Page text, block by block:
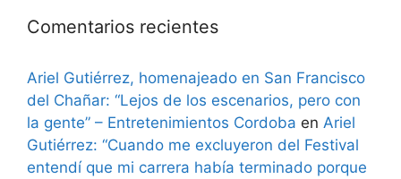
Comentarios recientes
Ariel Gutiérrez, homenajeado en San Francisco
del Chañar: “Lejos de los escenarios, pero con
la gente” – Entretenimientos Cordoba en Ariel
Gutiérrez: “Cuando me excluyeron del Festival
entendí que mi carrera había terminado porque